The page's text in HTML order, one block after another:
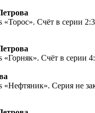
Счёт в серии
Счёт в серии
Серия не